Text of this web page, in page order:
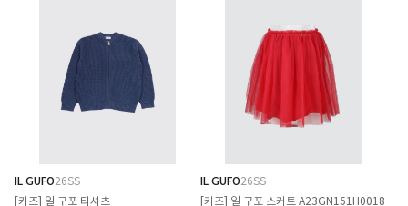
IL GUFO26SS
[키즈] 일 구포 티셔츠
IL GUFO26SS
[키즈] 일 구포 스커트 A23GN151H0018